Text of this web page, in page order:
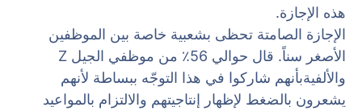
هذه الإجازة.
الإجازة الصامتة تحظى بشعبية خاصة بين الموظفين
الأصغر سناً. قال حوالي 56٪ من موظفي الجيل Z
والألفيةبأنهم شاركوا في هذا التوجّه ببساطة لأنهم
يشعرون بالضغط لإظهار إنتاجيتهم والالتزام بالمواعيد